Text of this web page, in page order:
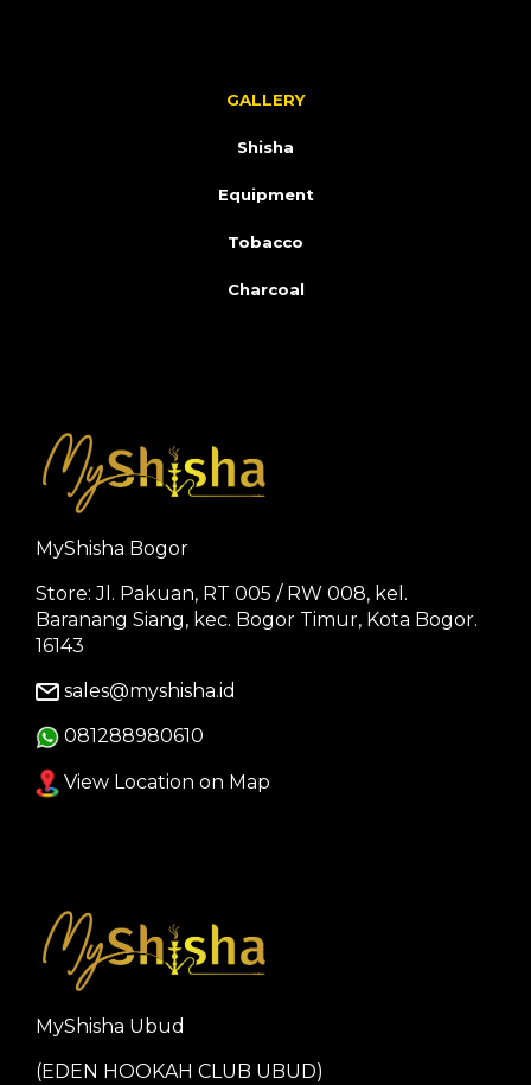
GALLERY
Shisha
Equipment
Tobacco
Charcoal
MyShisha Bogor
Store: Jl. Pakuan, RT 005 / RW 008, kel.
Baranang Siang, kec. Bogor Timur, Kota Bogor.
16143
sales@myshisha.id
081288980610
View Location on Map
MyShisha Ubud
(EDEN HOOKAH CLUB UBUD)